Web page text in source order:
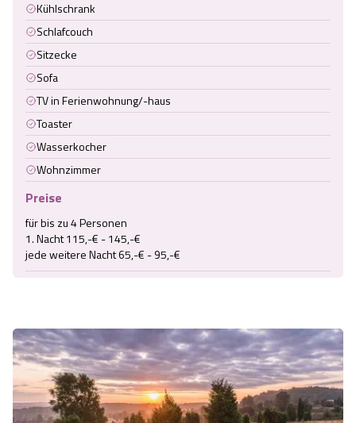
Kühlschrank
Schlafcouch
Sitzecke
Sofa
TV in Ferienwohnung/-haus
Toaster
Wasserkocher
Wohnzimmer
Preise
für bis zu 4 Personen
1. Nacht 115,-€ - 145,-€